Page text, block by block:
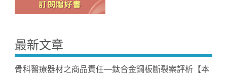
最新文章
骨科醫療器材之商品責任—鈦合金鋼板斷裂案評析【本